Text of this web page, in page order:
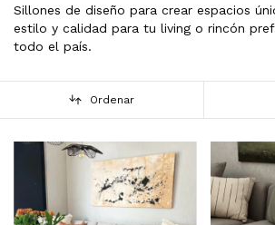
Sillones de diseño para crear espacios
estilo y calidad para tu living o rincón
todo el país.
Ordenar